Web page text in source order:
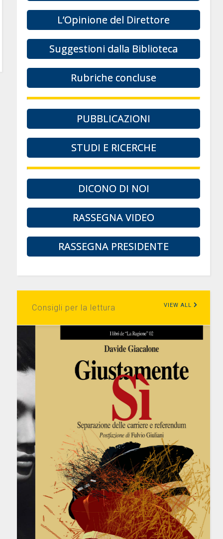
L’Opinione del Direttore
Suggestioni dalla Biblioteca
Rubriche concluse
PUBBLICAZIONI
STUDI E RICERCHE
DICONO DI NOI
RASSEGNA VIDEO
RASSEGNA PRESIDENTE
Consigli per la lettura VIEW ALL